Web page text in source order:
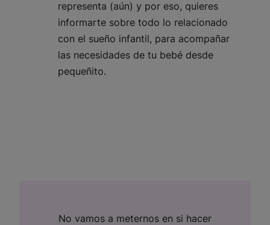
representa (aún) y por eso, quieres
informarte sobre todo lo relacionado
con el sueño infantil, para acompañar
las necesidades de tu bebé desde
pequeñito.
No vamos a meternos en si hacer